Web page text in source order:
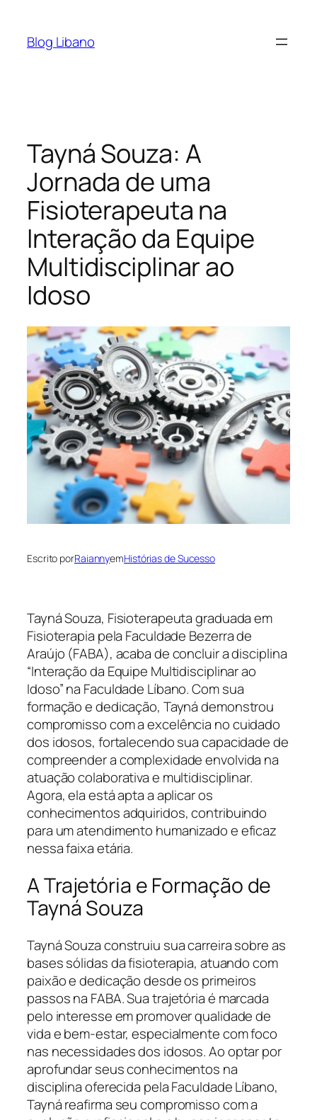
Blog Libano
Tayná Souza: A
Jornada de uma
Fisioterapeuta na
Interação da Equipe
Multidisciplinar ao
Idoso
Escrito porRaiannyemHistórias de Sucesso
Tayná Souza, Fisioterapeuta graduada em
Fisioterapia pela Faculdade Bezerra de
Araújo (FABA), acaba de concluir a disciplina
“Interação da Equipe Multidisciplinar ao
Idoso” na Faculdade Líbano. Com sua
formação e dedicação, Tayná demonstrou
compromisso com a excelência no cuidado
dos idosos, fortalecendo sua capacidade de
compreender a complexidade envolvida na
atuação colaborativa e multidisciplinar.
Agora, ela está apta a aplicar os
conhecimentos adquiridos, contribuindo
para um atendimento humanizado e eficaz
nessa faixa etária.
A Trajetória e Formação de
Tayná Souza
Tayná Souza construiu sua carreira sobre as
bases sólidas da fisioterapia, atuando com
paixão e dedicação desde os primeiros
passos na FABA. Sua trajetória é marcada
pelo interesse em promover qualidade de
vida e bem-estar, especialmente com foco
nas necessidades dos idosos. Ao optar por
aprofundar seus conhecimentos na
disciplina oferecida pela Faculdade Líbano,
Tayná reafirma seu compromisso com a